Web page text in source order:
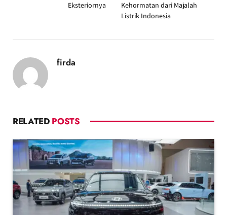
Eksteriornya
Kehormatan dari Majalah
Listrik Indonesia
firda
RELATED POSTS